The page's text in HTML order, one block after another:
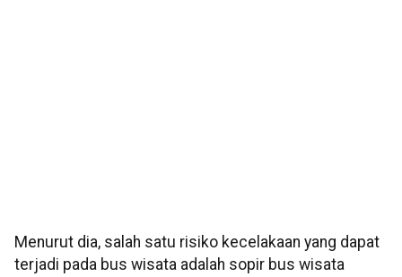
Menurut dia, salah satu risiko kecelakaan yang dapat
terjadi pada bus wisata adalah sopir bus wisata